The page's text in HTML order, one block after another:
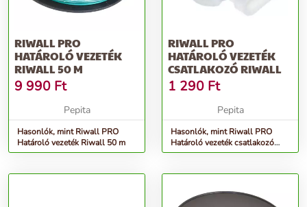
RIWALL PRO
HATÁROLÓ VEZETÉK
RIWALL 50 M
9 990 Ft
Pepita
Hasonlók, mint Riwall PRO
Határoló vezeték Riwall 50 m
RIWALL PRO
HATÁROLÓ VEZETÉK
CSATLAKOZÓ RIWALL
1 290 Ft
Pepita
Hasonlók, mint Riwall PRO
Határoló vezeték csatlakozó
Riwall